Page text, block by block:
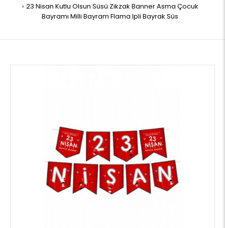
23 Nisan Kutlu Olsun Süsü Zikzak Banner Asma Çocuk
Bayramı Milli Bayram Flama Ipli Bayrak Süs